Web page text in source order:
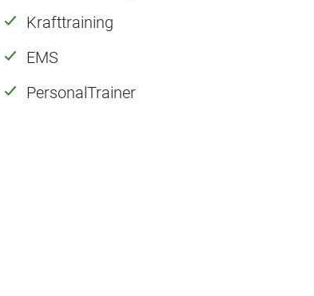
Krafttraining
EMS
PersonalTrainer